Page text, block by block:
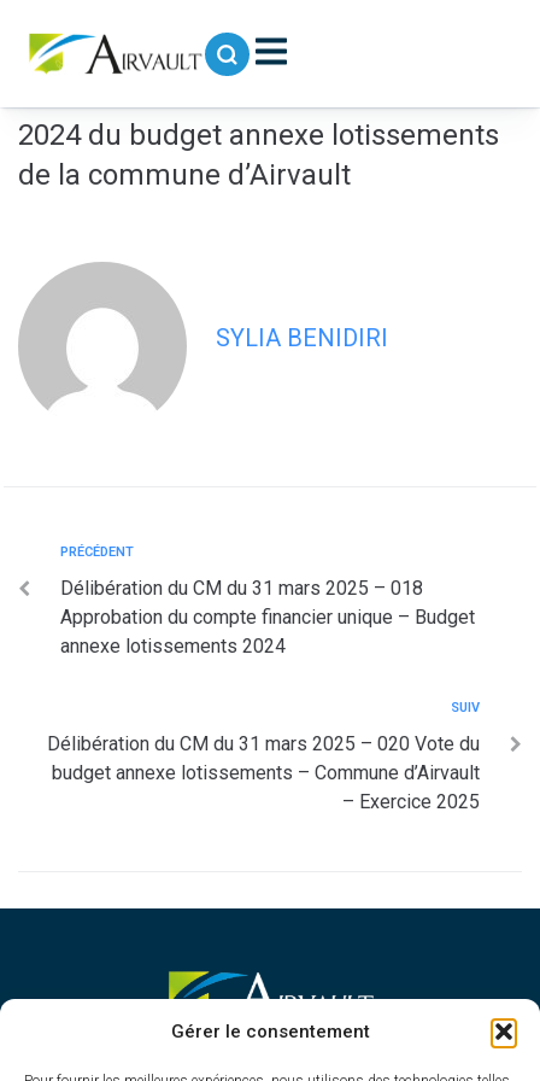
Gérer le consentement
Délibération du CM du 31 mars 2025 –
2024 du budget annexe lotissements
de la commune d’Airvault
SYLIA BENIDIRI
PRÉCÉDENT
Délibération du CM du 31 mars 2025 – 018
Approbation du compte financier unique – Budget
annexe lotissements 2024
SUIV
Délibération du CM du 31 mars 2025 – 020 Vote du
budget annexe lotissements – Commune d’Airvault
– Exercice 2025
MAIRIE D'AIRVAULT